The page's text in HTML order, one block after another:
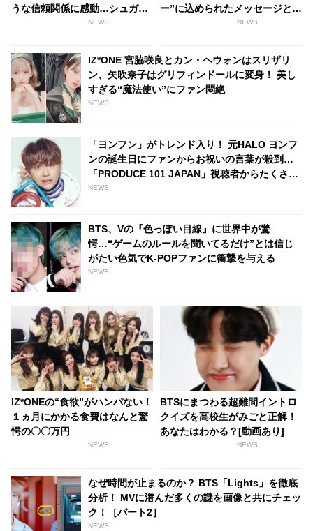
うな信頼関係に感動…シュガが
見せる愛情深い言葉の数々が話
NEWS
ー”に込められたメッセージと
は？ ファンによる見事な推理に
NEWS
IZ*ONE 宮脇咲良とカン・ヘウォンはスリザリ
ン、矢吹奈子はグリフィンドールに変身！ 美し
すぎる“魔法使い”にファン悶絶
NEWS
「ヨンフン」がトレンド入り！ 元HALO ヨンフ
ンの誕生日にファンからお祝いの言葉が殺到…
「PRODUCE 101 JAPAN」視聴者からたくさん
の感謝の言葉も
NEWS
BTS、Vの『色っぽい目線』に世界中が驚
愕…“ゲームのルールを聞いてるだけ”とは信じ
がたい色気でK-POPファンに衝撃を与える
NEWS
IZ*ONEの“食欲”がハンパない！
１ヵ月にかかる食費はなんと驚
愕の〇〇万円
NEWS
BTSにまつわる超難問イントロ
クイズを高校生がみごと正解！
あなたはわかる？[動画あり]
NEWS
なぜ時間が止まるのか？ BTS「Lights」を徹底
分析！ MVに潜んだ多くの謎を画像と共にチェッ
ク！［パート2］
NEWS